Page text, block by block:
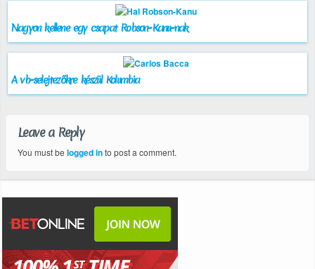
Nagyon kellene egy csapat Robson-Kanu-nak
A vb-selejtezőkre készül Kolumbia
Leave a Reply
You must be logged into post a comment.